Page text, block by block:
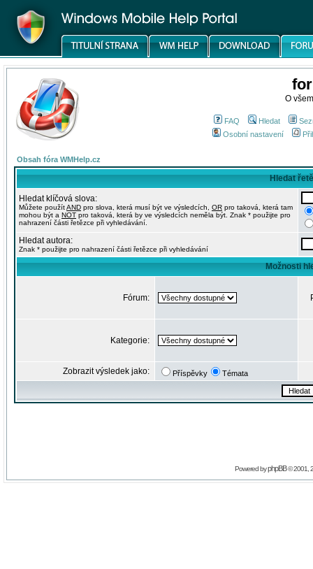
O
FAQ Hledat
Osobní nastavení
Obsah fóra WMHelp.cz
Hledat
Hledat klíčová slova:
Můžete použítAND pro slova, která musí být ve výsledcích, OR pro taková, která tam
mohou být a NOT pro taková, která by ve výsledcích neměla být. Znak * použijte pro
nahrazení části řetězce při vyhledávání.
Hledat autora:
Znak * použijte pro nahrazení části řetězce při vyhledávání
Možnosti
Fórum:
Kategorie:
Zobrazit výsledek jako: Příspěvky Témata
Powered byphpBB© 2001,